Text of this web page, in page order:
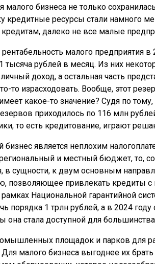
малого бизнеса не только
кредитные ресурсы стали намного
далеко не все малые
малого предприятия в
тысяча рублей в месяц. Из них
доход, а остальная часть
то израсходовать. Вообще, этот
какое-то значение? Судя по
приходилось по 116 млн
то есть кредитование, играют
является неплохим
и местный бюджет, то,
в сущности, к двум основным
позволяющее привлекать кредиты
рамках Национальной гарантийной
порядка 1 трлн рублей, а в 2024 году
она стала доступной для
площадок и парков для
малого бизнеса выгоднее их брать